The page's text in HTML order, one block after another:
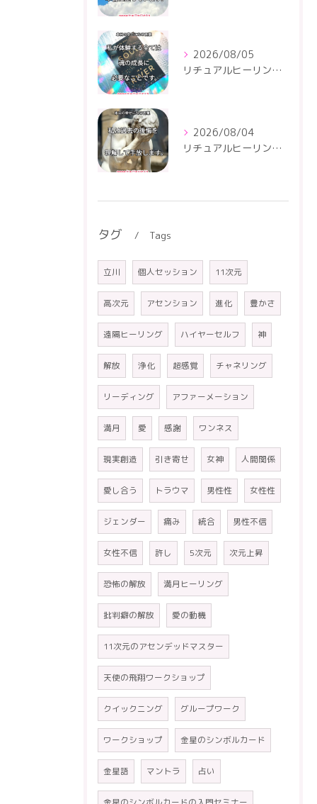
2026/08/05
リチュアルヒーリングセンター
2026/08/04
リチュアルヒーリングセンター
タグ Tags
立川 個人セッション 11次元
高次元 アセンション 進化 豊かさ
遠隔ヒーリング ハイヤーセルフ 神
解放 浄化 超感覚 チャネリング
リーディング アファーメーション
満月 愛 感謝 ワンネス
現実創造 引き寄せ 女神 人間関係
愛し合う トラウマ 男性性 女性性
ジェンダー 痛み 統合 男性不信
女性不信 許し 5次元 次元上昇
恐怖の解放 満月ヒーリング
批判癖の解放 愛の動機
11次元のアセンデッドマスター
天使の飛翔ワークショップ
クイックニング グループワーク
ワークショップ 金星のシンボルカード
金星語 マントラ 占い